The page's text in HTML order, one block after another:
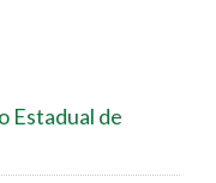
Estadual de